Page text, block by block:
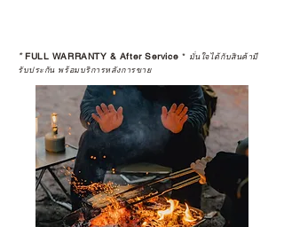
*FULL WARRANTY & After Service * มั่นใจได้กับสินค้ามี
รับประกัน พร้อมบริการหลังการขาย